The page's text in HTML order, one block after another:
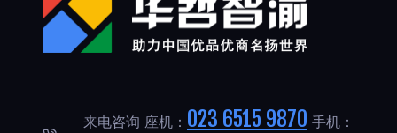
来电咨询 座机： 023 6515 9870 手机：